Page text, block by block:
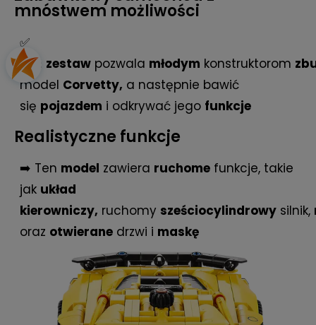
mnóstwem możliwości
✅
Ten zestaw pozwala młodym konstruktorom
model Corvetty, a następnie bawić
się pojazdem i odkrywać jego funkcje
Realistyczne funkcje
➡️ Ten model zawiera ruchome funkcje, takie
jak układ
kierowniczy, ruchomy sześciocylindrowy silnik,
oraz otwierane drzwi i maskę